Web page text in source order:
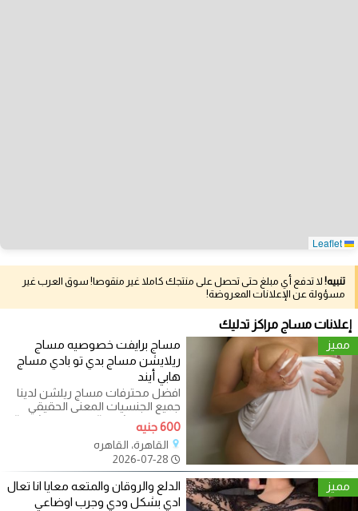
تنبيه! لا تدفع أي مبلغ حتى تحصل على منتجك كاملا غير منقوصا! سوق العرب غير
مسؤولة عن الإعلانات المعروضة!
إعلانات مساج مراكز تدليك
مميز
مساج برايفت خصوصيه مساج
ريلايشن مساج بدي تو بادي مساج
هابي أيند
افضل محترفات مساج ريلشن لدينا
جميع الجنسيات المعنى الحقيقي
لمساج ريلاشين # مساج ريلاشين#
جلسات
600 جنيه
القاهرة، القاهره
مميز
الدلع والروقان والمتعه معايا انا تعال
ادي بشكل ودي وجرب اوضاعي